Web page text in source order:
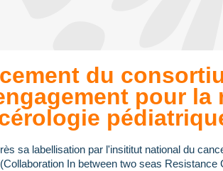
du
pour la
sa labellisation par l'insititut national du
In between two seas Resistance